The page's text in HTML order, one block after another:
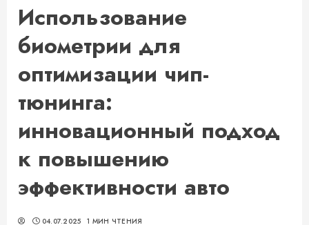
Использование
биометрии для
оптимизации чип-
тюнинга:
инновационный подход
к повышению
эффективности авто
04.07.2025 1 МИН ЧТЕНИЯ